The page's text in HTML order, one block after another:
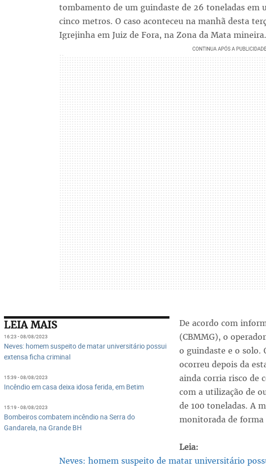
tombamento de um guindaste de 26 toneladas em
cinco metros. O caso aconteceu na manhã desta
Igrejinha em Juiz de Fora, na Zona da Mata mineira.
LEIA MAIS
16:23 - 08/08/2023
Neves: homem suspeito de matar universitário possui
extensa ficha criminal
15:39 - 08/08/2023
Incêndio em casa deixa idosa ferida, em Betim
15:19 - 08/08/2023
Bombeiros combatem incêndio na Serra do
Gandarela, na Grande BH
De acordo com
(CBMMG), o
o guindaste e o solo.
ocorreu depois da
ainda corria risco de
com a utilização de
de 100 toneladas. A
monitorada de
Leia:
Neves: homem suspeito de matar universitário